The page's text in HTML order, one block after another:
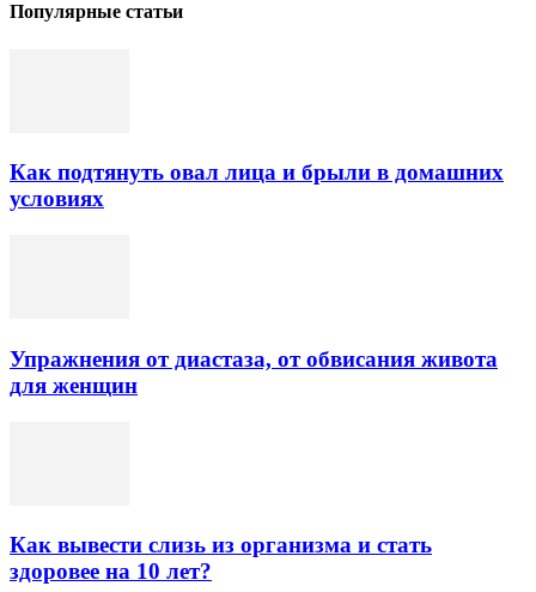
Популярные статьи
Как подтянуть овал лица и брыли в домашних
условиях
Упражнения от диастаза, от обвисания живота
для женщин
Как вывести слизь из организма и стать
здоровее на 10 лет?